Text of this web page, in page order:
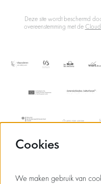
Deze site wordt beschermd
overeenstemming met de Cloud
Cookies
We maken gebruik van